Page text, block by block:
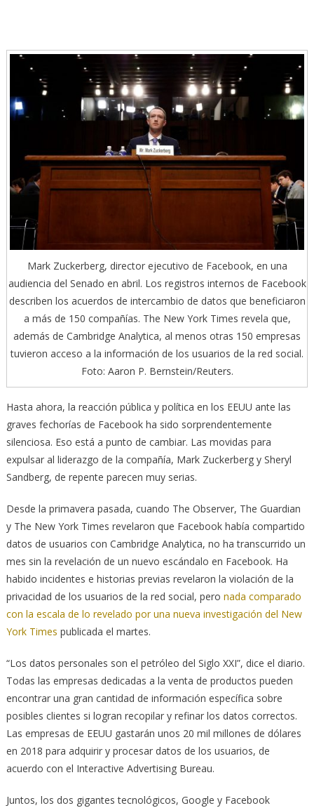
Mark Zuckerberg, director ejecutivo de Facebook, en una
audiencia del Senado en abril. Los registros internos de Facebook
describen los acuerdos de intercambio de datos que beneficiaron
a más de 150 compañías. The New York Times revela que,
además de Cambridge Analytica, al menos otras 150 empresas
tuvieron acceso a la información de los usuarios de la red social.
Foto: Aaron P. Bernstein/Reuters.
Hasta ahora, la reacción pública y política en los EEUU ante las
graves fechorías de Facebook ha sido sorprendentemente
silenciosa. Eso está a punto de cambiar. Las movidas para
expulsar al liderazgo de la compañía, Mark Zuckerberg y Sheryl
Sandberg, de repente parecen muy serias.
Desde la primavera pasada, cuando The Observer, The Guardian
y The New York Times revelaron que Facebook había compartido
datos de usuarios con Cambridge Analytica, no ha transcurrido un
mes sin la revelación de un nuevo escándalo en Facebook. Ha
habido incidentes e historias previas revelaron la violación de la
privacidad de los usuarios de la red social, pero nada comparado
con la escala de lo revelado por una nueva investigación del New
York Times publicada el martes.
“Los datos personales son el petróleo del Siglo XXI”, dice el diario.
Todas las empresas dedicadas a la venta de productos pueden
encontrar una gran cantidad de información específica sobre
posibles clientes si logran recopilar y refinar los datos correctos.
Las empresas de EEUU gastarán unos 20 mil millones de dólares
en 2018 para adquirir y procesar datos de los usuarios, de
acuerdo con el Interactive Advertising Bureau.
Juntos, los dos gigantes tecnológicos, Google y Facebook